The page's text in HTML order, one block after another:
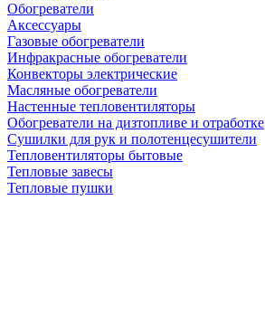
Обогреватели
Аксессуары
Газовые обогреватели
Инфракрасные обогреватели
Конвекторы электрические
Масляные обогреватели
Настенные тепловентиляторы
Обогреватели на дизтопливе и отработке
Сушилки для рук и полотенцесушители
Тепловентиляторы бытовые
Тепловые завесы
Тепловые пушки